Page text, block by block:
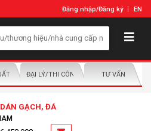
Đăng nhập/Đăng ký EN
NHÀ PHÂN PHỐI
ĐẠI LÝ/THI CÔNG LẮP ĐẶTTƯ VẤN
DÁN GẠCH, ĐÁ